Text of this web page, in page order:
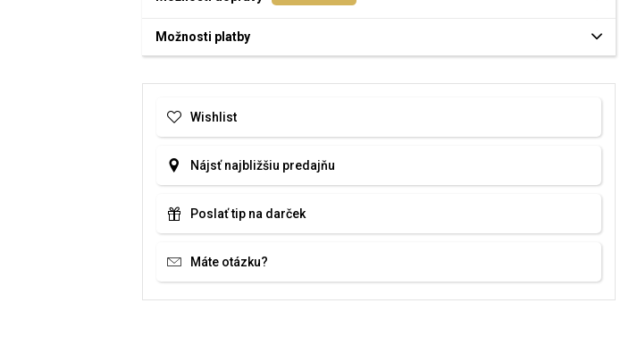
Možnosti platby
Wishlist
Nájsť najbližšiu predajňu
Poslať tip na darček
Máte otázku?